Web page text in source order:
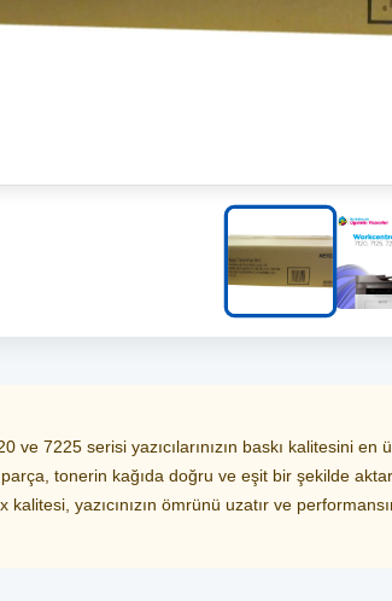
ve 7225 serisi yazıcılarınızın baskı kalitesini
tonerin kağıda doğru ve eşit bir şekilde
yazıcınızın ömrünü uzatır ve